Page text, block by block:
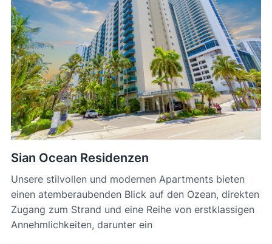
Sian Ocean Residenzen
Unsere stilvollen und modernen Apartments bieten
einen atemberaubenden Blick auf den Ozean, direkten
Zugang zum Strand und eine Reihe von erstklassigen
Annehmlichkeiten, darunter ein